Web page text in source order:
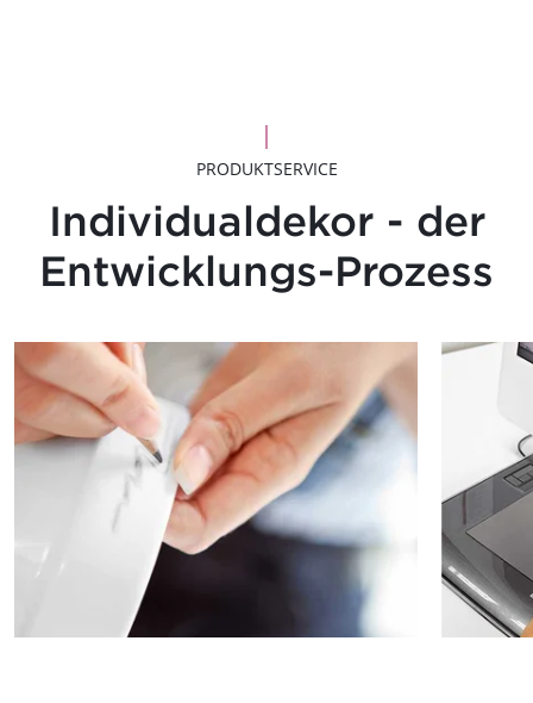
PRODUKTSERVICE
Individualdekor - der
Entwicklungs-Prozess